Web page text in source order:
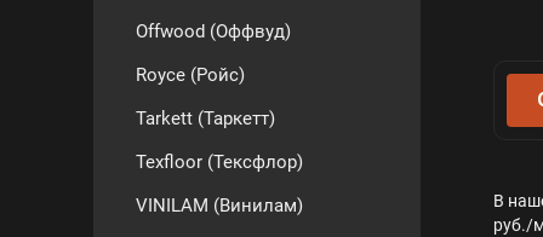
Offwood (Оффвуд)
Royce (Ройс)
Tarkett (Таркетт)
Texfloor (Тексфлор)
VINILAM (Винилам)
В
руб./